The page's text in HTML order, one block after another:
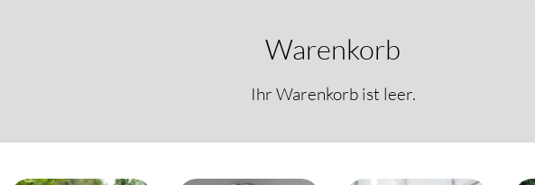
Warenkorb
Ihr Warenkorb ist leer.